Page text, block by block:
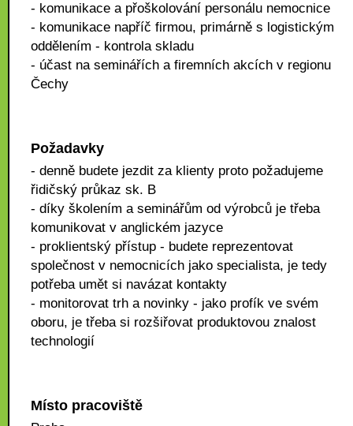
- komunikace a přoškolování personálu nemocnice
- komunikace napříč firmou, primárně s logistickým
oddělením - kontrola skladu
- účast na seminářích a firemních akcích v regionu
Čechy
Požadavky
- denně budete jezdit za klienty proto požadujeme
řidičský průkaz sk. B
- díky školením a seminářům od výrobců je třeba
komunikovat v anglickém jazyce
- proklientský přístup - budete reprezentovat
společnost v nemocnicích jako specialista, je tedy
potřeba umět si navázat kontakty
- monitorovat trh a novinky - jako profík ve svém
oboru, je třeba si rozšiřovat produktovou znalost
technologií
Místo pracoviště